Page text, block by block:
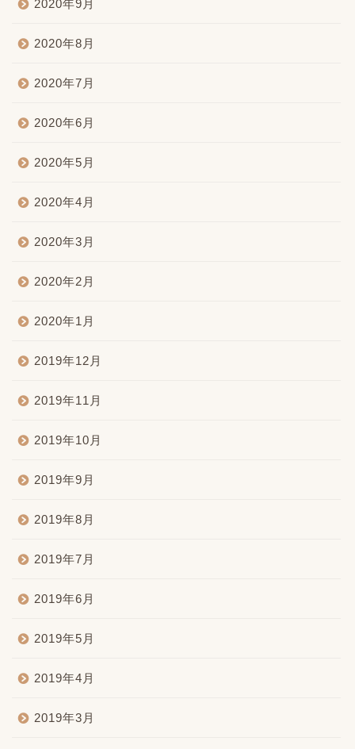
2020年9月
2020年8月
2020年7月
2020年6月
2020年5月
2020年4月
2020年3月
2020年2月
2020年1月
2019年12月
2019年11月
2019年10月
2019年9月
2019年8月
2019年7月
2019年6月
2019年5月
2019年4月
2019年3月